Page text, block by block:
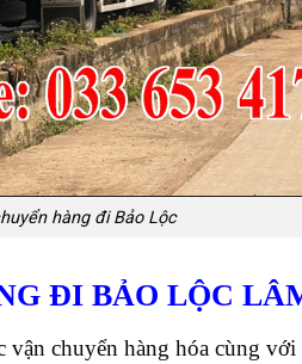
hàng đi Bảo Lộc
ĐI BẢO LỘC
chuyển hàng hóa cùng